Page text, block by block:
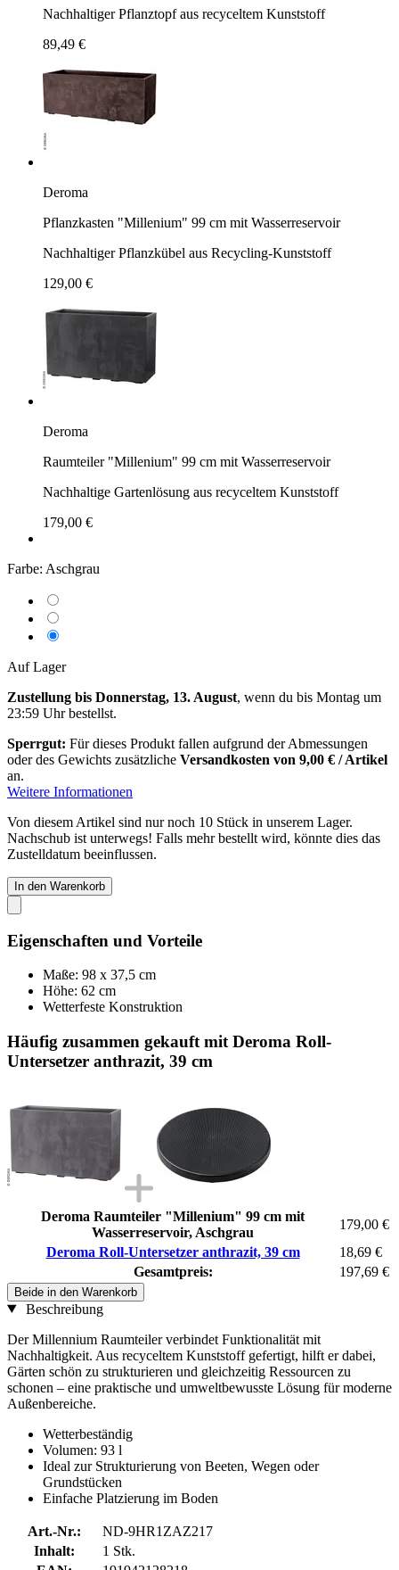
Nachhaltiger Pflanztopf aus recyceltem Kunststoff
89,49 €
Deroma
Pflanzkasten "Millenium" 99 cm mit Wasserreservoir
Nachhaltiger Pflanzkübel aus Recycling-Kunststoff
129,00 €
Deroma
Raumteiler "Millenium" 99 cm mit Wasserreservoir
Nachhaltige Gartenlösung aus recyceltem Kunststoff
179,00 €
Farbe: Aschgrau
Auf Lager
Zustellung bis Donnerstag, 13. August, wenn du bis Montag um
23:59 Uhrbestellst.
Sperrgut: Für dieses Produkt fallen aufgrund der Abmessungen
oder des Gewichts zusätzliche Versandkosten von 9,00 € / Artikel
an.
Weitere Informationen
Von diesem Artikel sind nur noch 10 Stück in unserem Lager.
Nachschub ist unterwegs! Falls mehr bestellt wird, könnte dies das
Zustelldatum beeinflussen.
In den Warenkorb
Eigenschaften und Vorteile
Maße: 98 x 37,5 cm
Höhe: 62 cm
Wetterfeste Konstruktion
Häufig zusammen gekauft mit Deroma Roll-
Untersetzer anthrazit, 39 cm
Deroma Raumteiler "Millenium" 99 cm mit
Wasserreservoir, Aschgrau
179,00 €
Deroma Roll-Untersetzer anthrazit, 39 cm
18,69 €
Gesamtpreis:
197,69 €
Beide in den Warenkorb
Beschreibung
Der Millennium Raumteiler verbindet Funktionalität mit
Nachhaltigkeit. Aus recyceltem Kunststoff gefertigt, hilft er dabei,
Gärten schön zu strukturieren und gleichzeitig Ressourcen zu
schonen – eine praktische und umweltbewusste Lösung für moderne
Außenbereiche.
Wetterbeständig
Volumen: 93 l
Ideal zur Strukturierung von Beeten, Wegen oder
Grundstücken
Einfache Platzierung im Boden
Art.-Nr.:
ND-9HR1ZAZ217
Inhalt:
1 Stk.